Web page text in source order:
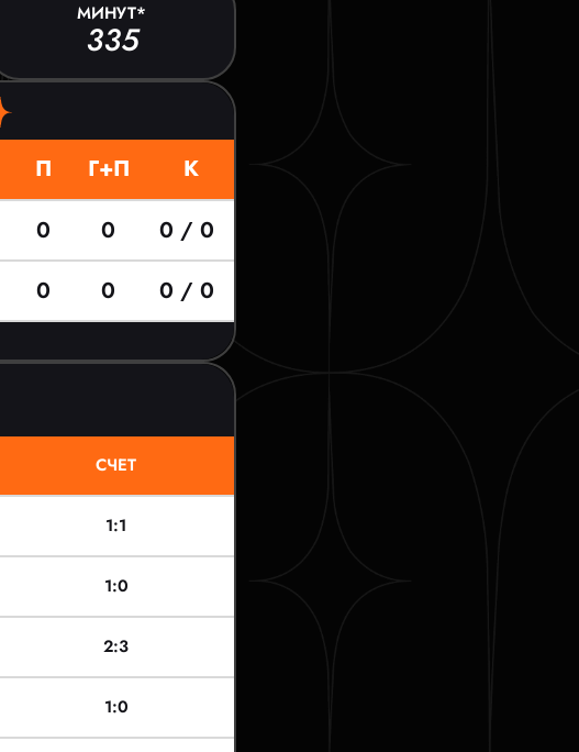
МИНУТ*
335
П Г+П
К
0 0
0 / 0
0 0 0 / 0
СЧЕТ
1:1
1:0
2:3
1:0